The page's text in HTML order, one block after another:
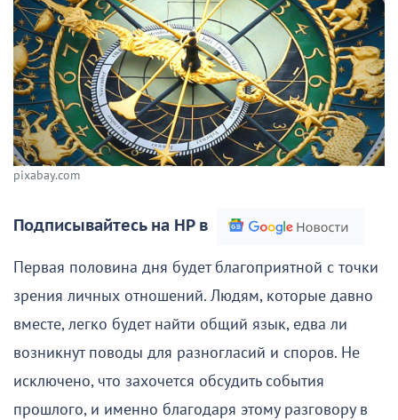
pixabay.com
Подписывайтесь на НР в
Первая половина дня будет благоприятной с точки
зрения личных отношений. Людям, которые давно
вместе, легко будет найти общий язык, едва ли
возникнут поводы для разногласий и споров. Не
исключено, что захочется обсудить события
прошлого, и именно благодаря этому разговору в